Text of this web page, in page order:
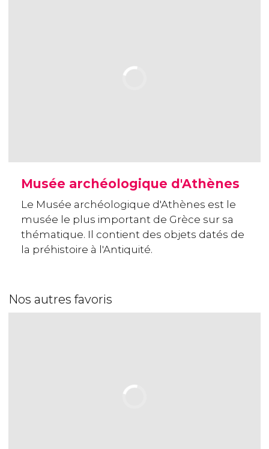
Musée archéologique d'Athènes
Le Musée archéologique d'Athènes est le
musée le plus important de Grèce sur sa
thématique. Il contient des objets datés de
la préhistoire à l'Antiquité.
Nos autres favoris